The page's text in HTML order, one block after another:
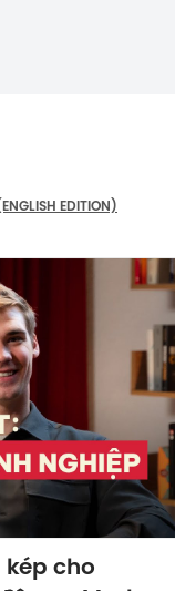
EDITION)
cho